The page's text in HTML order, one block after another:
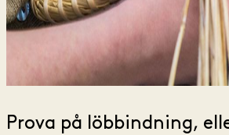
Prova på löbbindning,